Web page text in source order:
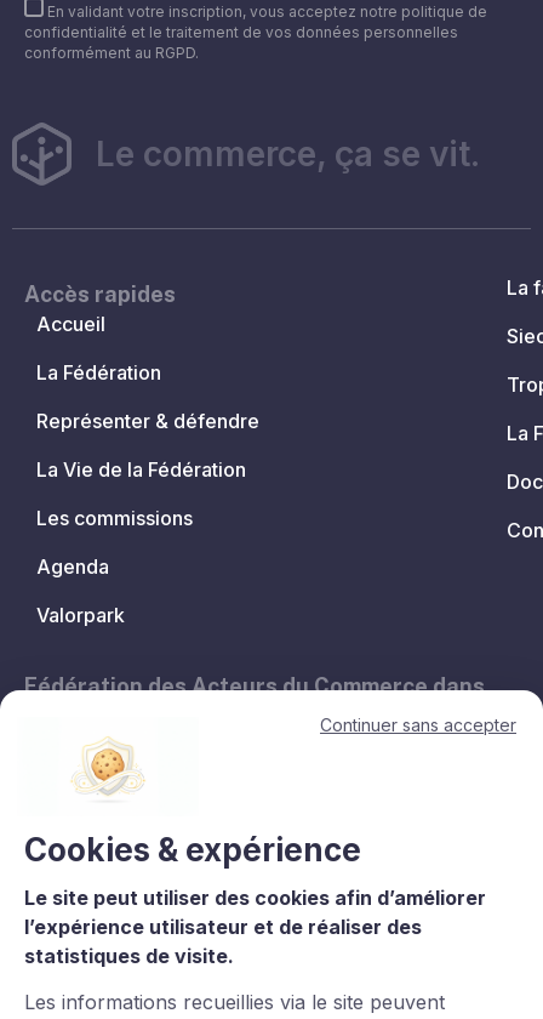
En validant votre inscription, vous acceptez notre politique de
confidentialité et le traitement de vos données personnelles
conformément au RGPD.
Le commerce, ça se vit.
Accès rapides
Accueil
La Fédération
Représenter & défendre
La Vie de la Fédération
Les commissions
Agenda
Valorpark
La
La
Fédération des Acteurs du Commerce dans
11, avenue de l'Opéra - 75001 Paris
contact@lesacteursducommerce.com
+33 1 53 43 82 60
Le CNCC est un organisme de formation enregistré sous le numéro
11756688975 auprès du préfet de région d’Île-de-France. La
certification qualité est délivrée au titre de la catégorie : L.6313-
de Freepik.
Continuer sans accepter
Cookies & expérience
Le site peut utiliser des cookies afin d’améliorer
l’expérience utilisateur et de réaliser des
statistiques de visite.
Les informations recueillies via le site peuvent